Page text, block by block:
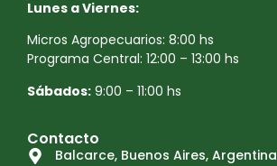
Lunes a Viernes:
Micros Agropecuarios: 8:00 hs
Programa Central: 12:00 – 13:00 hs
Sábados: 9:00 – 11:00 hs
Contacto
Balcarce, Buenos Aires, Argentina